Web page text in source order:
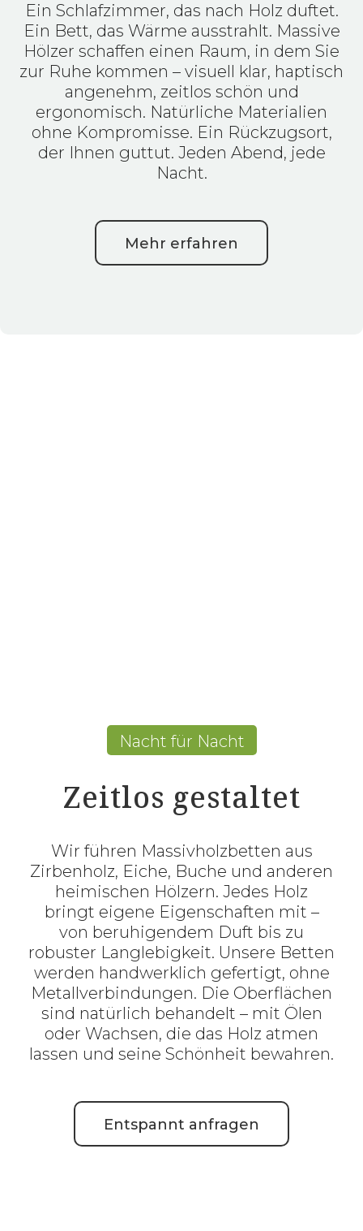
Ein Schlafzimmer, das nach Holz duftet.
Ein Bett, das Wärme ausstrahlt. Massive
Hölzer schaffen einen Raum, in dem Sie
zur Ruhe kommen – visuell klar, haptisch
angenehm, zeitlos schön und
ergonomisch. Natürliche Materialien
ohne Kompromisse. Ein Rückzugsort,
der Ihnen guttut. Jeden Abend, jede
Nacht.
Mehr erfahren
Nacht für Nacht
Zeitlos gestaltet
Wir führen Massivholzbetten aus
Zirbenholz, Eiche, Buche und anderen
heimischen Hölzern. Jedes Holz
bringt eigene Eigenschaften mit –
von beruhigendem Duft bis zu
robuster Langlebigkeit. Unsere Betten
werden handwerklich gefertigt, ohne
Metallverbindungen. Die Oberflächen
sind natürlich behandelt – mit Ölen
oder Wachsen, die das Holz atmen
lassen und seine Schönheit bewahren.
Entspannt anfragen